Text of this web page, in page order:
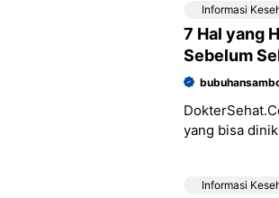
Informasi
7 Hal yang
Sebelum
yang bisa
Informasi